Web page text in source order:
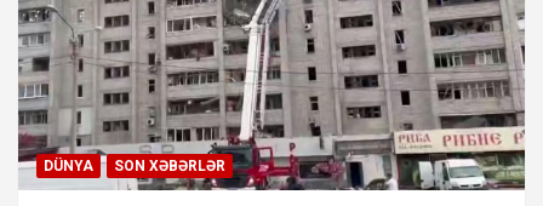
DÜNYA SON XƏBƏRLƏR